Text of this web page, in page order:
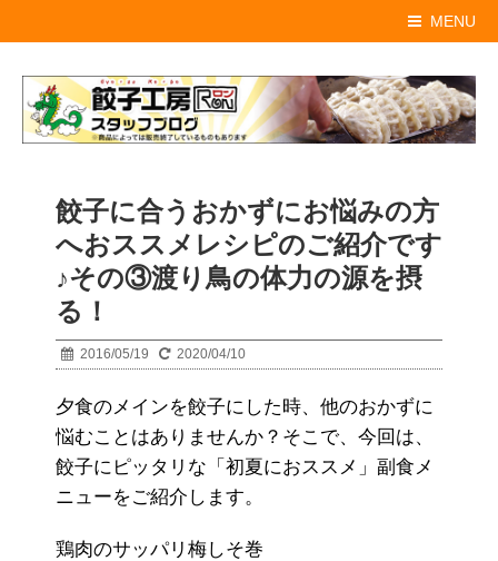
MENU
餃子に合うおかずにお悩みの方
へおススメレシピのご紹介です
♪その③渡り鳥の体力の源を摂
る！
2016/05/19 2020/04/10
夕食のメインを餃子にした時、他のおかずに
悩むことはありませんか？そこで、今回は、
餃子にピッタリな「初夏におススメ」副食メ
ニューをご紹介します。
鶏肉のサッパリ梅しそ巻